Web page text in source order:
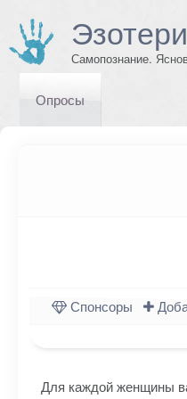
Самопознание.
Опросы
Спонсоры
Для каждой женщины